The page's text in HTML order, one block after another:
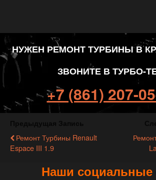
НУЖЕН РЕМОНТ ТУРБИНЫ В
ЗВОНИТЕ В ТУРБО-
+7 (861) 207-
Ремонт Турбины Renault
Espace III 1.9
Наши социальные